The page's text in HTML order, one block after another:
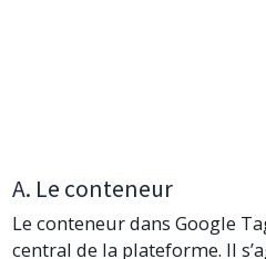
A. Le conteneur
Le conteneur dans Google
central de la plateforme. Il